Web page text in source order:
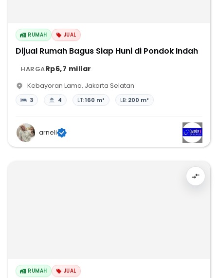
RUMAH JUAL
Dijual Rumah Bagus Siap Huni di Pondok Indah
HARGARp6,7 miliar
Kebayoran Lama, Jakarta Selatan
3 4 LT:160 m² LB: 200 m²
arneli
RUMAH JUAL